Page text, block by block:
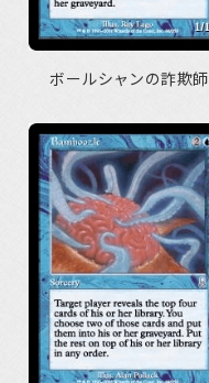
ボールシャンの詐欺師